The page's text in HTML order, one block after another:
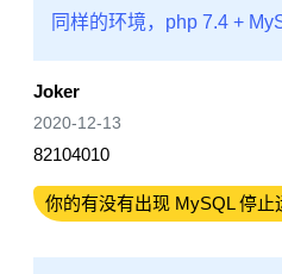
同样的环境，php 7.4 +
Joker
2020-12-13
82104010
你的有没有出现 MySQL 停止